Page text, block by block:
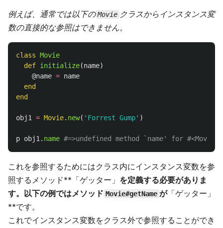
例えば、通常では以下の Movie クラスからインスタンス変
数の直接的な参照はできません。
class Movie
def initialize(name)
@name = name
end
end
obj1 = Movie. new( 'Forrest Gump' )
p obj1 . name #=>undefined method `name' for
これを参照するためにはクラス内にインスタンス変数を参
照するメソッド**「ゲッター」 を定義する必要がありま
す。以下の例ではメソッド Movie#getName が「ゲッター」
**です。
これでインスタンス変数をクラス外で参照することができ